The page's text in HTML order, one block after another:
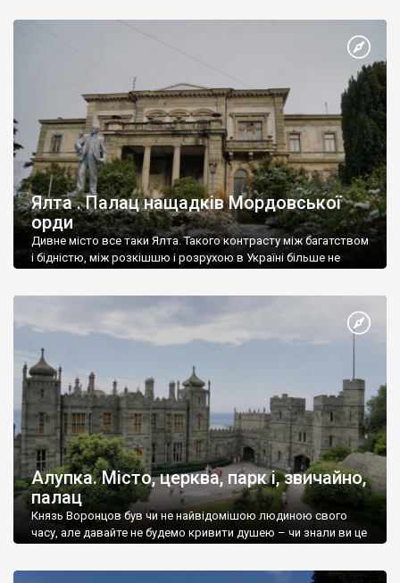
Ялта . Палац нащадків Мордовської
орди
Дивне місто все таки Ялта. Такого контрасту між багатством
і бідністю, між розкішшю і розрухою в Україні більше не
Алупка. Місто, церква, парк і, звичайно,
палац
Князь Воронцов був чи не найвідомішою людиною свого
часу, але давайте не будемо кривити душею – чи знали ви це